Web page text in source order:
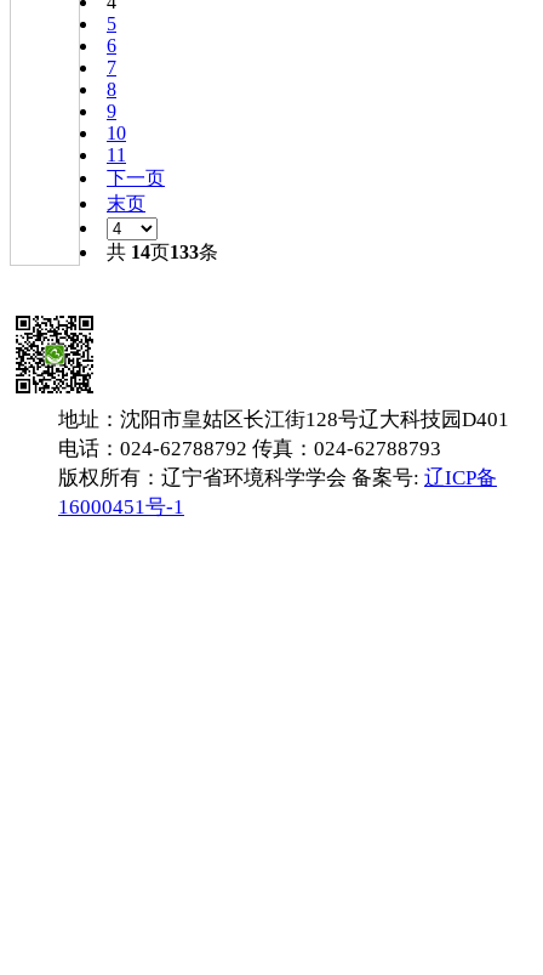
5
6
7
8
9
10
11
下一页
末页
共 14页133条
地址：沈阳市皇姑区长江街128号辽大科技园D401
电话：024-62788792 传真：024-62788793
版权所有：辽宁省环境科学学会 备案号: 辽ICP备
16000451号-1